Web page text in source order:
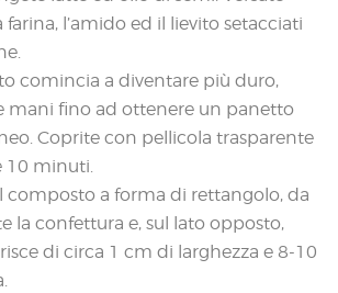
l’amido ed il lievito setacciati
comincia a diventare più duro,
mani fino ad ottenere un panetto
Coprite con pellicola trasparente
10 minuti.
composto a forma di rettangolo, da
la confettura e, sul lato opposto,
di circa 1 cm di larghezza e 8-10